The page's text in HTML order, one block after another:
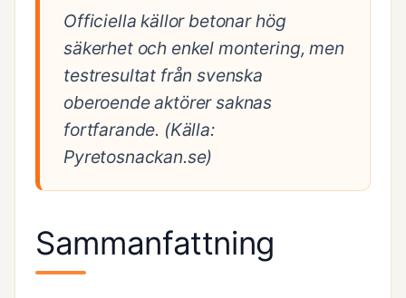
Officiella källor betonar hög
säkerhet och enkel montering, men
testresultat från svenska
oberoende aktörer saknas
fortfarande. (Källa:
Pyretosnackan.se)
Sammanfattning